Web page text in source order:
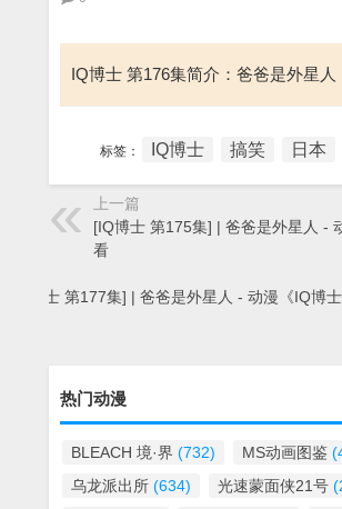
IQ博士 第176集简介：爸爸是外星人
标签： IQ博士 搞笑 日本
上一篇
[IQ博士 第175集] | 爸爸是外星人 -
看
[IQ博士 第177集] | 爸爸是外星人 - 动漫《IQ博
热门动漫
BLEACH 境·界 (732) MS动画图鉴
乌龙派出所 (634) 光速蒙面侠21号